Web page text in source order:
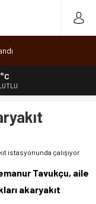
coşkuyla kutlandı
bastı
istasyonunda çalışıyor
Tavukçu, aile
akaryakıt